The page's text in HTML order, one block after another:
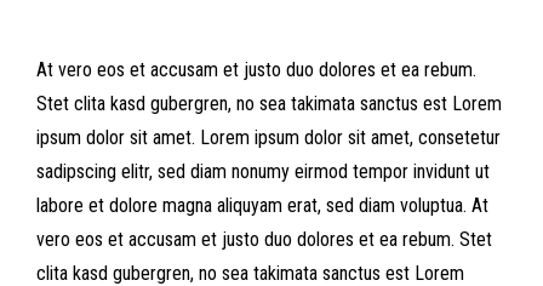
At vero eos et accusam et justo duo dolores et ea rebum.
Stet clita kasd gubergren, no sea takimata sanctus est Lorem
ipsum dolor sit amet. Lorem ipsum dolor sit amet, consetetur
sadipscing elitr, sed diam nonumy eirmod tempor invidunt ut
labore et dolore magna aliquyam erat, sed diam voluptua. At
vero eos et accusam et justo duo dolores et ea rebum. Stet
clita kasd gubergren, no sea takimata sanctus est Lorem